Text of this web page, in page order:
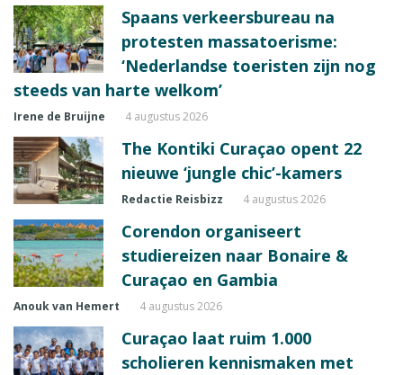
Spaans verkeersbureau na
protesten massatoerisme:
‘Nederlandse toeristen zijn nog
steeds van harte welkom’
Irene de Bruijne 4 augustus 2026
The Kontiki Curaçao opent 22
nieuwe ‘jungle chic’-kamers
Redactie Reisbizz 4 augustus 2026
Corendon organiseert
studiereizen naar Bonaire &
Curaçao en Gambia
Anouk van Hemert 4 augustus 2026
Curaçao laat ruim 1.000
scholieren kennismaken met